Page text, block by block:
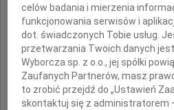
celów badania i mierzenia
funkcjonowania serwisów i
dot. świadczonych Tobie usług.
przetwarzania Twoich danych
Wyborcza sp. z o.o., jej spółki
Zaufanych Partnerów, masz
to zrobić przejdź do „Ustawień
skontaktuj się z administratorem